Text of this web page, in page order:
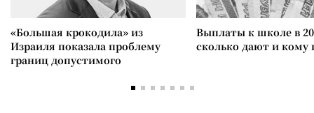
«Большая крокодила» из
Израиля показала проблему
границ допустимого
Выплаты к школе в
сколько дают и